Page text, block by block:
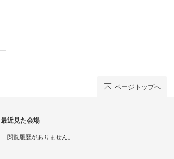
最近見た会場
閲覧履歴がありません。
ページトップへ